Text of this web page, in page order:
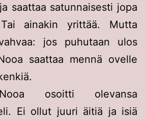
saattaa satunnaisesti jopa
ainakin yrittää. Mutta
jos puhutaan ulos
saattaa mennä ovelle
osoitti olevansa
Ei ollut juuri äitiä ja isiä